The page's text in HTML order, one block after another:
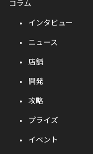
コラム
インタビュー
ニュース
店舗
開発
攻略
プライズ
イベント